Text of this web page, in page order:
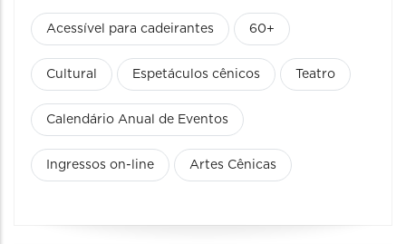
Acessível para cadeirantes 60+
Cultural Espetáculos cênicos Teatro
Calendário Anual de Eventos
Ingressos on-line Artes Cênicas